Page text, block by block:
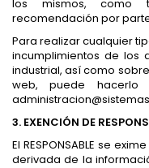
los mismos, como
recomendación por
Para realizar cualquier
incumplimientos de los
industrial, así como
web, puede
3. EXENCIÓN DE
El RESPONSABLE se
derivada de la